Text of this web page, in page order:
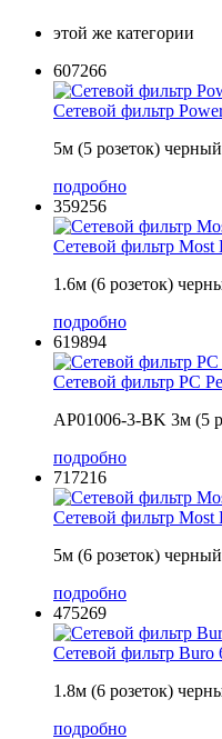
этой же категории
607266
Сетевой фильтр
5м (5 розеток)
подробно
359256
Сетевой фильтр Most
1.6м (6 розеток)
подробно
619894
Сетевой фильтр PC
AP01006-3-BK 3м (5
подробно
717216
Сетевой фильтр Most
5м (6 розеток)
подробно
475269
Сетевой фильтр Buro
1.8м (6 розеток)
подробно